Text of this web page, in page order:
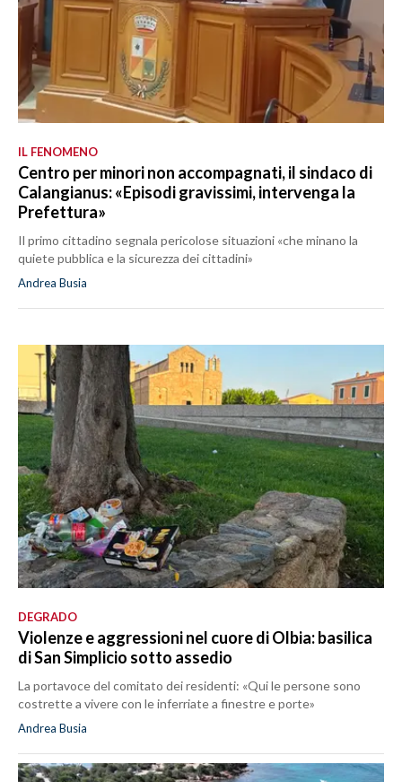
IL FENOMENO
Centro per minori non accompagnati, il sindaco di
Calangianus: «Episodi gravissimi, intervenga la
Prefettura»
Il primo cittadino segnala pericolose situazioni «che minano la
quiete pubblica e la sicurezza dei cittadini»
Andrea Busia
DEGRADO
Violenze e aggressioni nel cuore di Olbia: basilica
di San Simplicio sotto assedio
La portavoce del comitato dei residenti: «Qui le persone sono
costrette a vivere con le inferriate a finestre e porte»
Andrea Busia